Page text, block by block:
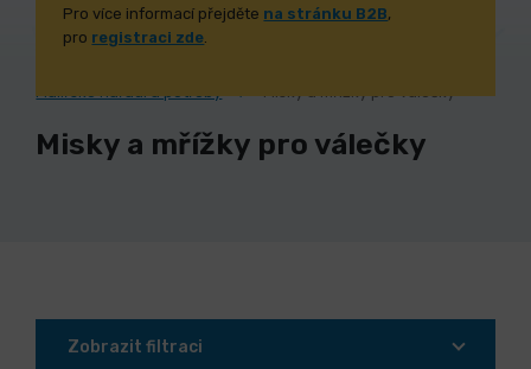
Pro více informací přejděte na stránku B2B,
pro registraci zde.
Malířské nářadí a potřeby
Misky a mřížky pro válečky
Misky a mřížky pro válečky
Zobrazit filtraci